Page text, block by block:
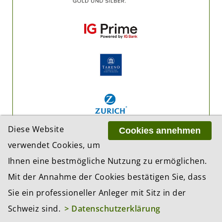
Cookies annehmen
Diese Website
verwendet Cookies, um
Ihnen eine bestmögliche Nutzung zu ermöglichen.
Mit der Annahme der Cookies bestätigen Sie, dass
Sie ein professioneller Anleger mit Sitz in der
Schweiz sind. > Datenschutzerklärung